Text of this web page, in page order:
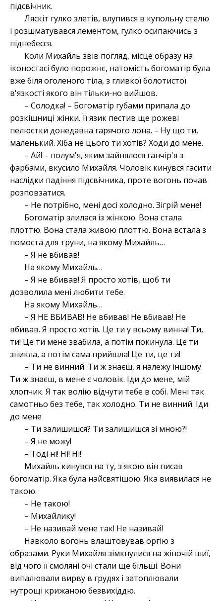
підсвічник.
Ляскіт гулко злетів, влупився в купольну стелю
і розшматувався лементом, гулко осипаючись з
піднебесся.
Коли Михайль звів погляд, місце образу на
іконостасі було порожнє, натомість богоматір була
вже біля оголеного тіла, з гливкої болотистої
в'язкості якого він тільки-но вийшов.
– Солодка! – Богоматір губами припала до
розкішниці жінки. Її язик пестив ще рожеві
пелюстки донедавна гарячого лона. – Ну що ти,
маленький. Хіба не цього ти хотів? Ходи до мене.
– Ай! – полум'я, яким зайнялося ганчір'я з
фарбами, вкусило Михайля. Чоловік кинувся гасити
наслідки падіння підсвічника, проте вогонь почав
розповзатися.
– Не потрібно, мені досі холодно. Зігрій мене!
Богоматір злилася із жінкою. Вона стала
плоттю. Вона стала живою плоттю. Вона встала з
помоста для труни, на якому Михайль…
– Я не вбивав!
На якому Михайль…
– Я не вбивав! Я просто хотів, щоб ти
дозволила мені любити тебе.
На якому Михайль…
– Я НЕ ВБИВАВ! Не вбивав! Не вбивав! Не
вбивав. Я просто хотів. Це ти у всьому винна! Ти,
ти! Це ти мене звабила, а потім покинула. Це ти
зникла, а потім сама прийшла! Це ти, це ти!
– Ти не винний. Ти ж знаєш, я належу іншому.
Ти ж знаєш, в мене є чоловік. Іди до мене, мій
хлопчик. Я так волію відчути тебе в собі. Мені так
самотньо без тебе, так холодно. Ти не винний. Іди
до мене
– Ти залишишся? Ти залишишся зі мною?!
– Я не можу!
– Тоді ні! Ні! Ні!
Михайль кинувся на ту, з якою він писав
богоматір. Яка була найсвятішою. Яка виявилася не
такою.
– Не такою!
– Михайлику!
– Не називай мене так! Не називай!
Навколо вогонь влаштовував оргію з
образами. Руки Михайля зімкнулися на жіночій шиї,
від чого її смоляні очі стали ще більші. Вони
випалювали вирву в грудях і затоплювали
нутрощі крижаною безвихіддю.